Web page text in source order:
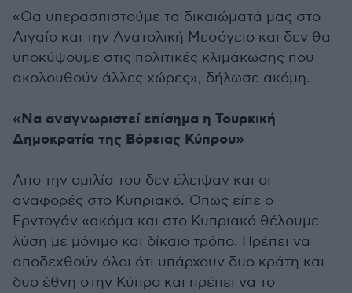
«Θα υπερασπιστούμε τα δικαιώματά μας στο
Αιγαίο και την Ανατολική Μεσόγειο και δεν θα
υποκύψουμε στις πολιτικές κλιμάκωσης που
ακολουθούν άλλες χώρες», δήλωσε ακόμη.
«Να αναγνωριστεί επίσημα η Τουρκική
Δημοκρατία της Βόρειας Κύπρου»
Απο την ομιλία του δεν έλειψαν και οι
αναφορές στο Κυπριακό. Όπως είπε ο
Ερντογάν «ακόμα και στο Κυπριακό θέλουμε
λύση με μόνιμο και δίκαιο τρόπο. Πρέπει να
αποδεχθούν όλοι ότι υπάρχουν δυο κράτη και
δυο έθνη στην Κύπρο και πρέπει να το